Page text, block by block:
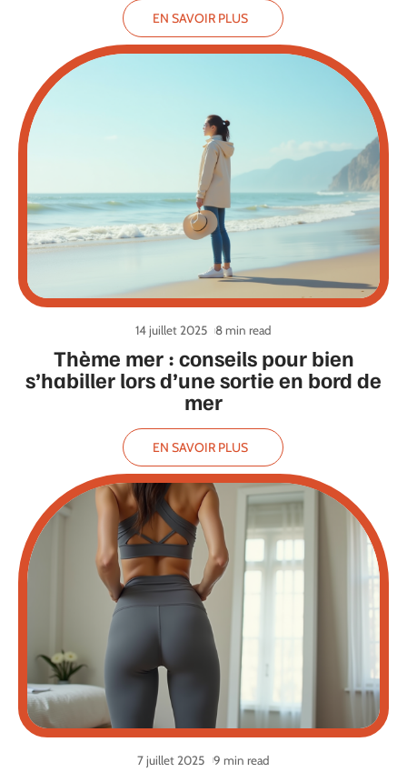
EN SAVOIR PLUS
Thème mer : conseils pour bien
s’habiller lors d’une sortie en bord de
mer
14 juillet 2025 8 min read
EN SAVOIR PLUS
7 juillet 2025 9 min read